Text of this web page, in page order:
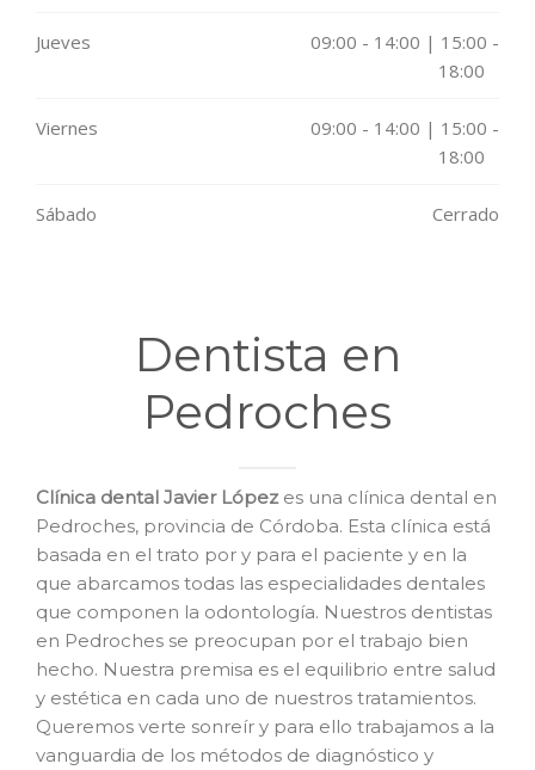
Jueves
09:00 - 14:00 | 15:00 -
18:00
Viernes
09:00 - 14:00 | 15:00 -
18:00
Sábado Cerrado
Dentista en
Pedroches
Clínica dental Javier Lópezes una clínica dental en
Pedroches, provincia de Córdoba. Esta clínica está
basada en el trato por y para el paciente y en la
que abarcamos todas las especialidades dentales
que componen la odontología. Nuestros dentistas
en Pedroches se preocupan por el trabajo bien
hecho. Nuestra premisa es el equilibrio entre salud
y estética en cada uno de nuestros tratamientos.
Queremos verte sonreír y para ello trabajamos a la
vanguardia de los métodos de diagnóstico y